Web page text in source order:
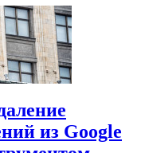
из Google